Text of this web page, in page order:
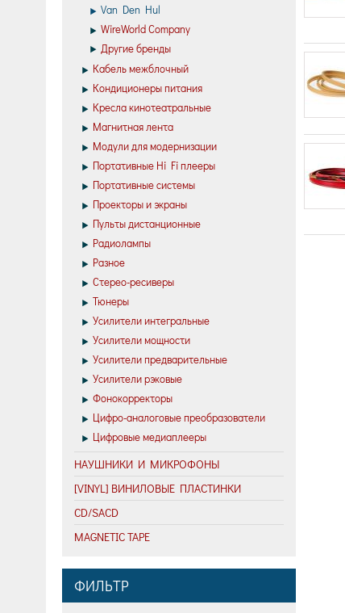
Van Den Hul
WireWorld Company
Другие бренды
Кабель межблочный
Кондиционеры питания
Кресла кинотеатральные
Магнитная лента
Модули для модернизации
Портативные Hi Fi плееры
Портативные системы
Проекторы и экраны
Пульты дистанционные
Радиолампы
Разное
Стерео-ресиверы
Тюнеры
Усилители интегральные
Усилители мощности
Усилители предварительные
Усилители рэковые
Фонокорректоры
Цифро-аналоговые преобразователи
Цифровые медиаплееры
НАУШНИКИ И МИКРОФОНЫ
[VINYL] ВИНИЛОВЫЕ ПЛАСТИНКИ
CD/SACD
MAGNETIC TAPE
ФИЛЬТР